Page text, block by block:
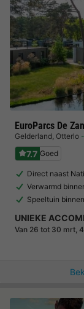
EuroParcs De
Gelderland, Otterlo
7.7 Goed
Direct naast
Verwarmd
Speeltuin
UNIEKE
Van 26 tot 30 mrt,